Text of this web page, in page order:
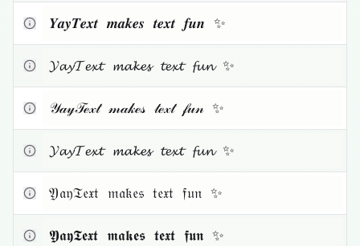
𝒀𝒂𝒚𝑻𝒆𝒙𝒕 𝒎𝒂𝒌𝒆𝒔 𝒕𝒆𝒙𝒕 𝒇𝒖𝒏 ✨
𝓨𝓪𝔂𝓣𝓮𝔁𝓽 𝓶𝓪𝓴𝓮𝓼 𝓽𝓮𝔁𝓽 𝓯𝓾𝓷 ✨
𝒴𝒶𝓎𝒯ℯ𝓍𝓉 𝓂𝒶𝓀ℯ𝓈 𝓉ℯ𝓍𝓉 𝒻𝓊𝓃 ✨
𝓨𝓪𝔂𝓣𝓮𝔁𝓽 𝓶𝓪𝓴𝓮𝓼 𝓽𝓮𝔁𝓽 𝓯𝓾𝓷 ✨
𝔜𝔞𝔶𝔗𝔢𝔵𝔱 𝔪𝔞𝔨𝔢𝔰 𝔱𝔢𝔵𝔱 𝔣𝔲𝔫 ✨
𝖄𝖆𝖞𝕿𝖊𝖝𝖙 𝖒𝖆𝖐𝖊𝖘 𝖙𝖊𝖝𝖙 𝖋𝖚𝖓 ✨